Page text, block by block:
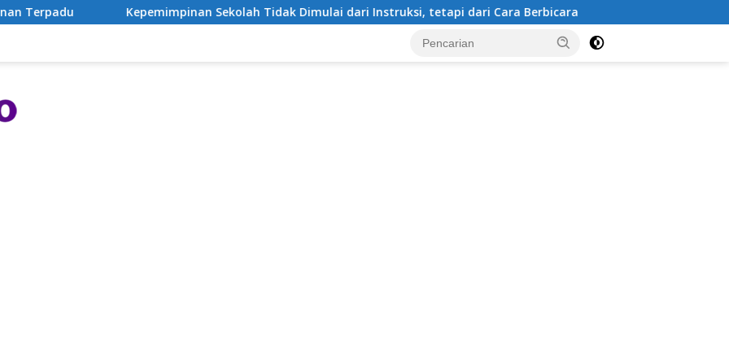
Kepemimpinan Sekolah Tidak Dimulai dari Instruksi, tetapi dari Cara Berbicara Kapolda NTB Instruksikan Polisi